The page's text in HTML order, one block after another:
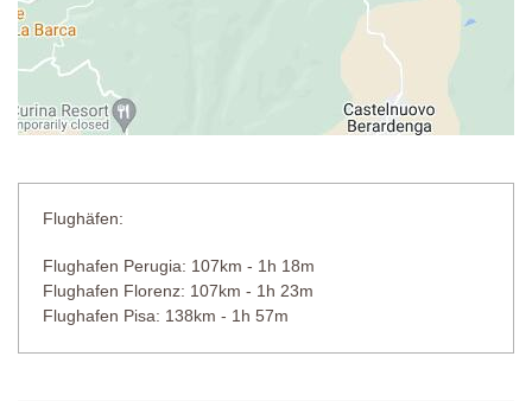
Flughäfen:
Flughafen Perugia: 107km - 1h 18m
Flughafen Florenz: 107km - 1h 23m
Flughafen Pisa: 138km - 1h 57m